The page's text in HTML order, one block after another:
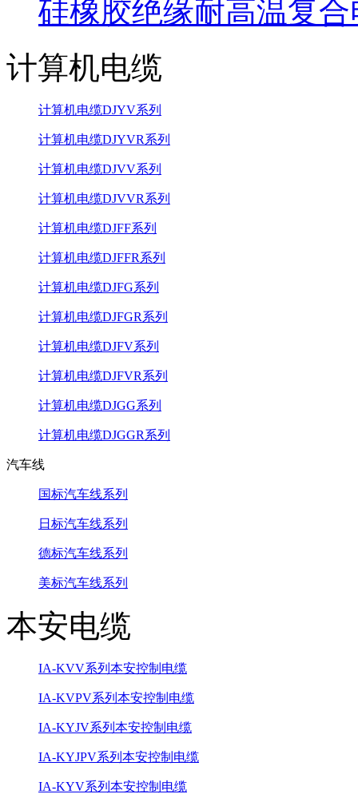
硅橡胶绝缘耐高温复合
计算机电缆
计算机电缆DJYV系列
计算机电缆DJYVR系列
计算机电缆DJVV系列
计算机电缆DJVVR系列
计算机电缆DJFF系列
计算机电缆DJFFR系列
计算机电缆DJFG系列
计算机电缆DJFGR系列
计算机电缆DJFV系列
计算机电缆DJFVR系列
计算机电缆DJGG系列
计算机电缆DJGGR系列
汽车线
国标汽车线系列
日标汽车线系列
德标汽车线系列
美标汽车线系列
本安电缆
IA-KVV系列本安控制电缆
IA-KVPV系列本安控制电缆
IA-KYJV系列本安控制电缆
IA-KYJPV系列本安控制电缆
IA-KYV系列本安控制电缆